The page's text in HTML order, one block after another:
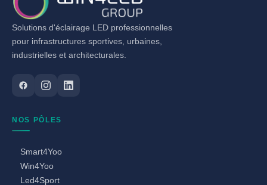
Solutions d'éclairage LED professionnelles
pour infrastructures sportives, urbaines,
industrielles et architecturales.
NOS PÔLES
Smart4Yoo
Win4Yoo
Led4Sport